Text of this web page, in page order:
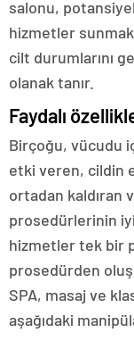
salonu,
hizmetler
cilt durumlarını
olanak tanır.
Faydalı
Birçoğu, vücudu
etki veren, cildin
ortadan kaldıran
prosedürlerinin
hizmetler tek bir
prosedürden
SPA, masaj ve
aşağıdaki